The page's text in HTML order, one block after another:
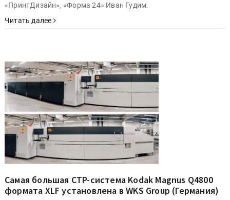
«ПринтДизайн», «Форма 24» Иван Гудим.
Читать далее
Самая большая CTP-система Kodak Magnus Q4800
формата XLF установлена в WKS Group (Германия)